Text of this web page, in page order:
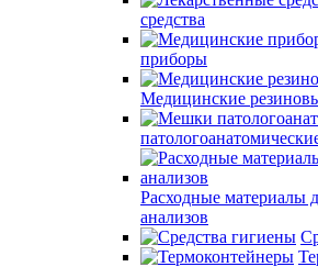
средства
приборы
Медицинские
Расходные материалы
анализов